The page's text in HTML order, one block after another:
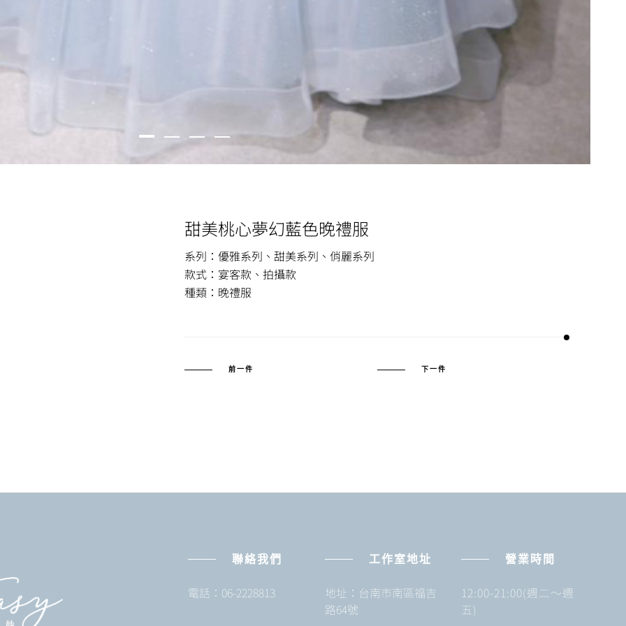
甜美桃心夢幻藍色晚禮服
系列：優雅系列、甜美系列、俏麗系列
款式：宴客款、拍攝款
種類：晚禮服
前一件 下一件
聯絡我們
電話：06-2228813
工作室地址
地址：台南市南區福吉
路64號
營業時間
12:00-21:00(週二～週
五)